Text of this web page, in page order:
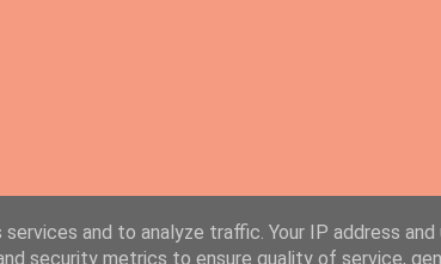
and to analyze traffic. Your IP address and
security metrics to ensure quality of service,